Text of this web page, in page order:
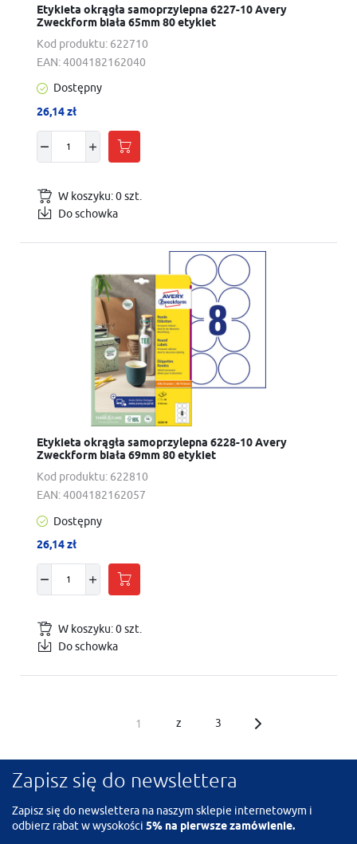
Kod produktu: 622710
Etykieta okrągła samoprzylepna 6227-10 Avery
Zweckform biała 65mm 80 etykiet
EAN:4004182162040
Dostępny
26,14 zł
W koszyku:0szt.
Do schowka
Kod produktu: 622810
Etykieta okrągła samoprzylepna 6228-10 Avery
Zweckform biała 69mm 80 etykiet
EAN:4004182162057
Dostępny
26,14 zł
W koszyku:0szt.
Do schowka
z 3
Zapisz się do newslettera
Zapisz się do newslettera na naszym sklepie internetowym i
odbierz rabat w wysokości 5% na pierwsze zamówienie.